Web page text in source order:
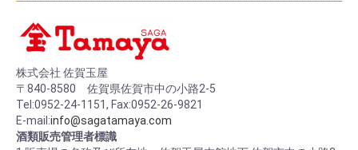
株式会社 佐賀玉屋
〒840-8580 佐賀県佐賀市中の小路2-5
Tel:0952-24-1151, Fax:0952-26-9821
E-mail:info@sagatamaya.com
酒類販売管理者標識